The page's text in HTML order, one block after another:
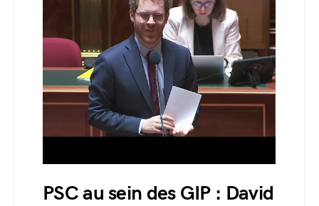
PSC au sein des GIP : David